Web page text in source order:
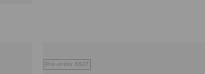
Pre-order SS27